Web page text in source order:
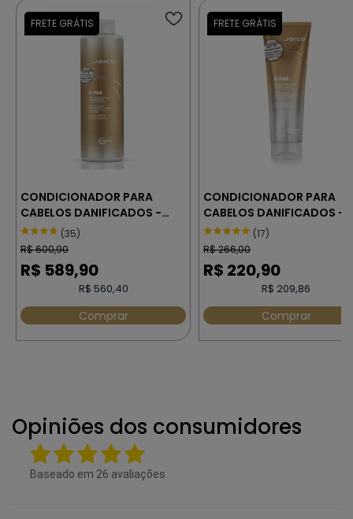
CONDICIONADOR PARA
CABELOS DANIFICADOS -
(35)
R$600,90
R$ 589,90
R$ 560,40
Comprar
CONDICIONADOR PARA
CABELOS DANIFICADOS -
(17)
R$266,00
R$ 220,90
R$ 209,86
Comprar
Opiniões dos consumidores
Baseado em 26 avaliações